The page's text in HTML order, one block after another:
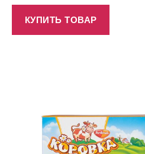
КУПИТЬ ТОВАР